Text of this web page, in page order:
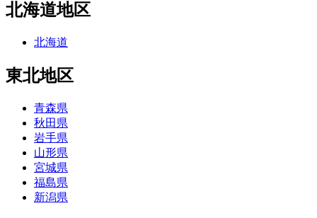
北海道地区
北海道
東北地区
青森県
秋田県
岩手県
山形県
宮城県
福島県
新潟県